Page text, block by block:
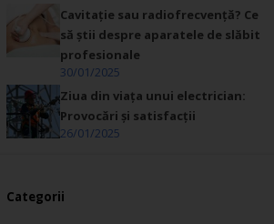
Cavitație sau radiofrecvență? Ce
să știi despre aparatele de slăbit
profesionale
30/01/2025
Ziua din viața unui electrician:
Provocări și satisfacții
26/01/2025
Categorii